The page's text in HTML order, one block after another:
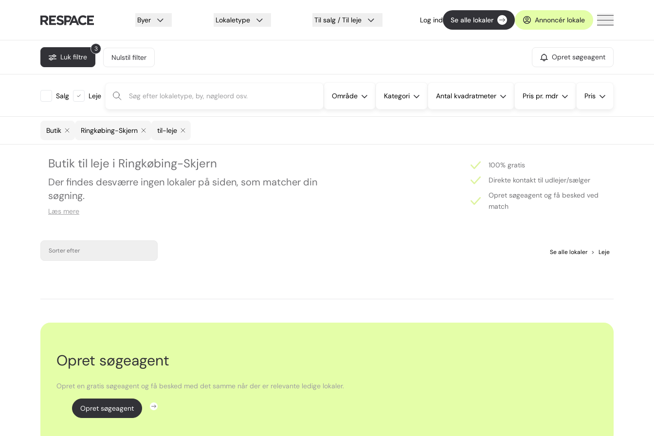
Byer Lokaletype Til salg / Til leje Log ind Se alle lokaler Annoncér lokale
3
Luk filtre Nulstil filter Opret søgeagent
Salg Leje Område Kategori Antal kvadratmeter Pris pr. mdr Pris
Butik Ringkøbing-Skjern til-leje
Butik til leje i Ringkøbing-Skjern
Der findes desværre ingen lokaler på siden, som matcher din
søgning.
Læs mere
100% gratis
Direkte kontakt til udlejer/sælger
Opret søgeagent og få besked ved
match
Sorter efter Se alle lokaler > Leje
Opret søgeagent
Opret en gratis søgeagent og få besked med det samme når der er relevante ledige lokaler.
Opret søgeagent